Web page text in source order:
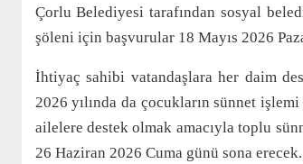
Çorlu Belediyesi tarafından sosyal
şöleni için başvurular 18 Mayıs 2026
İhtiyaç sahibi vatandaşlara her daim
2026 yılında da çocukların sünnet
ailelere destek olmak amacıyla toplu
26 Haziran 2026 Cuma günü sona erecek.